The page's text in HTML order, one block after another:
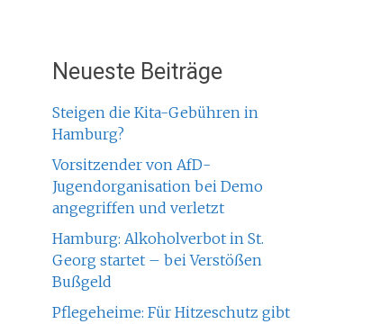
Neueste Beiträge
Steigen die Kita-Gebühren in
Hamburg?
Vorsitzender von AfD-
Jugendorganisation bei Demo
angegriffen und verletzt
Hamburg: Alkoholverbot in St.
Georg startet – bei Verstößen
Bußgeld
Pflegeheime: Für Hitzeschutz gibt